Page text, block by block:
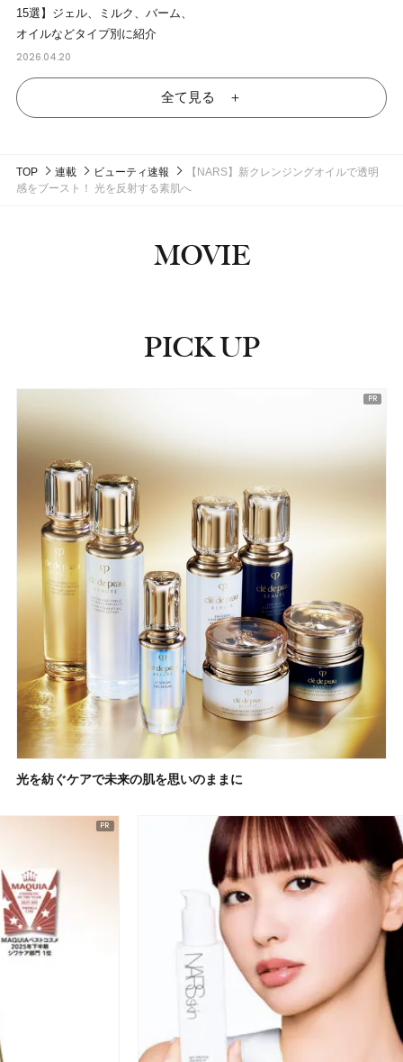
15選】ジェル、ミルク、バーム、
オイルなどタイプ別に紹介
2026.04.20
全て見る ＋
TOP 連載 ビューティ速報
【NARS】新クレンジングオイルで透明
感をブースト！ 光を反射する素肌へ
MOVIE
PICK UP
光を紡ぐケアで未来の肌を思いのままに